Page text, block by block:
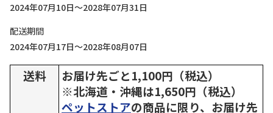
2024年07月10日～2028年07月31日
配送期間
2024年07月17日～2028年08月07日
送料
お届け先ごと1,100円（税込）
※北海道・沖縄は1,650円（税込）
ペットストアの商品に限り、お届け先